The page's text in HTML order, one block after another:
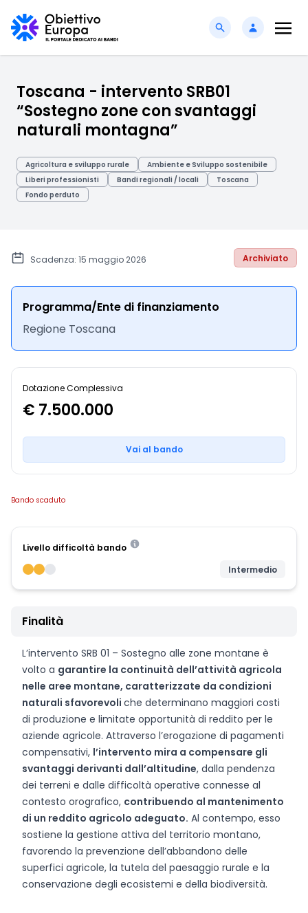
Toscana - intervento SRB01
“Sostegno zone con svantaggi
naturali montagna”
Agricoltura e sviluppo rurale
Ambiente e Sviluppo sostenibile
Liberi professionisti
Bandi regionali / locali
Toscana
Fondo perduto
Scadenza: 15 maggio 2026 Archiviato
Programma/Ente di finanziamento
Regione Toscana
Dotazione Complessiva
€ 7.500.000
Vai al bando
Bando scaduto
Livello difficoltà bando
Intermedio
Finalità
L’intervento SRB 01 – Sostegno alle zone montane è
volto a garantire la continuità dell’attività agricola
nelle aree montane, caratterizzate da condizioni
naturali sfavorevoli che determinano maggiori costi
di produzione e limitate opportunità di reddito per le
aziende agricole. Attraverso l’erogazione di pagamenti
compensativi, l’intervento mira a compensare gli
svantaggi derivanti dall’altitudine, dalla pendenza
dei terreni e dalle difficoltà operative connesse al
contesto orografico, contribuendo al mantenimento
di un reddito agricolo adeguato. Al contempo, esso
sostiene la gestione attiva del territorio montano,
favorendo la prevenzione dell’abbandono delle
superfici agricole, la tutela del paesaggio rurale e la
conservazione degli ecosistemi e della biodiversità.